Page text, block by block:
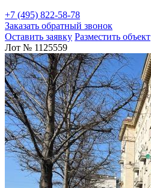
+7 (495) 822-58-78
Заказать обратный звонок
Оставить заявку Разместить объект
Лот № 1125559